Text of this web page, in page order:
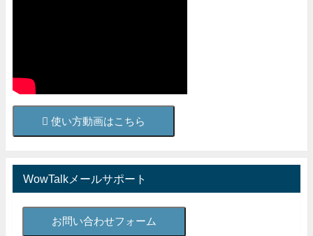
使い方動画はこちら
WowTalkメールサポート
お問い合わせフォーム